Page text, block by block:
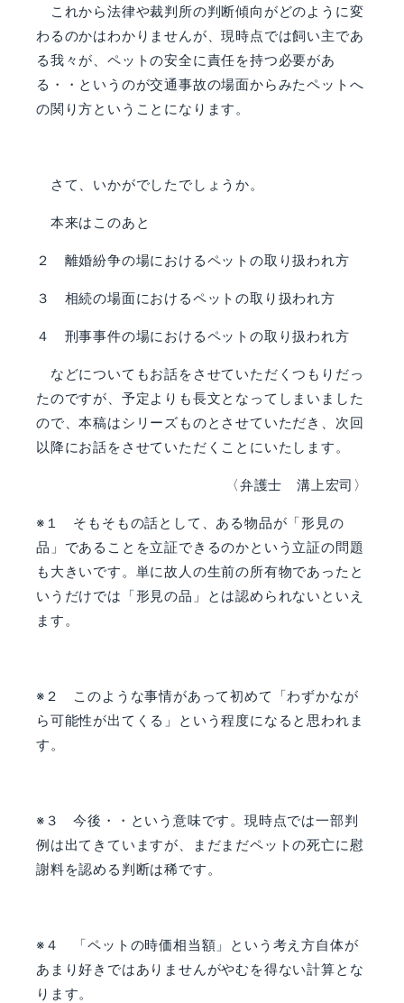
これから法律や裁判所の判断傾向がどのように変
わるのかはわかりませんが、現時点では飼い主であ
る我々が、ペットの安全に責任を持つ必要があ
る・・というのが交通事故の場面からみたペットへ
の関り方ということになります。
さて、いかがでしたでしょうか。
本来はこのあと
２ 離婚紛争の場におけるペットの取り扱われ方
３ 相続の場面におけるペットの取り扱われ方
４ 刑事事件の場におけるペットの取り扱われ方
などについてもお話をさせていただくつもりだっ
たのですが、予定よりも長文となってしまいました
ので、本稿はシリーズものとさせていただき、次回
以降にお話をさせていただくことにいたします。
〈弁護士 溝上宏司〉
※１ そもそもの話として、ある物品が「形見の
品」であることを立証できるのかという立証の問題
も大きいです。単に故人の生前の所有物であったと
いうだけでは「形見の品」とは認められないといえ
ます。
※２ このような事情があって初めて「わずかなが
ら可能性が出てくる」という程度になると思われま
す。
※３ 今後・・という意味です。現時点では一部判
例は出てきていますが、まだまだペットの死亡に慰
謝料を認める判断は稀です。
※４ 「ペットの時価相当額」という考え方自体が
あまり好きではありませんがやむを得ない計算とな
ります。